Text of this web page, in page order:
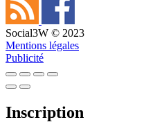
Social3W © 2023
Mentions légales
Publicité
Inscription